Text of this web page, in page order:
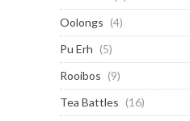
Oolongs (4)
Pu Erh (5)
Rooibos (9)
Tea Battles (16)